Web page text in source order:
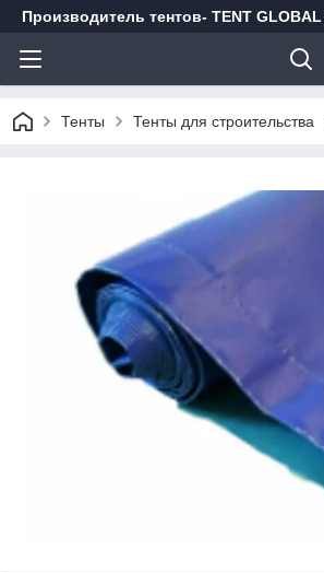
Производитель тентов- TENT GLOBAL
Тенты Тенты для строительства